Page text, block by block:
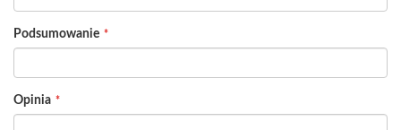
Podsumowanie
Opinia